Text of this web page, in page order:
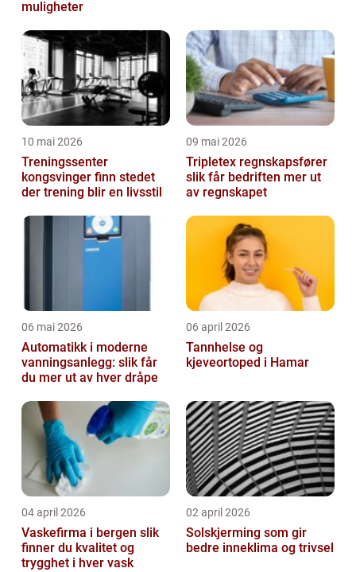
muligheter
10 mai 2026
Treningssenter
kongsvinger finn stedet
der trening blir en livsstil
09 mai 2026
Tripletex regnskapsfører
slik får bedriften mer ut
av regnskapet
06 mai 2026
Automatikk i moderne
vanningsanlegg: slik får
du mer ut av hver dråpe
06 april 2026
Tannhelse og
kjeveortoped i Hamar
04 april 2026
Vaskefirma i bergen slik
finner du kvalitet og
trygghet i hver vask
02 april 2026
Solskjerming som gir
bedre inneklima og trivsel